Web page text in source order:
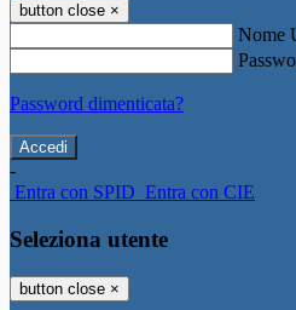
button close ×
Nome
Password dimenticata?
-
Entra con SPID Entra con CIE
Seleziona utente
button close ×